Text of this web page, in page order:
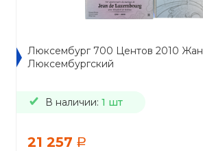
Люксембург 700 Центов 2010 Жан
Люксембургский
В наличии: 1 шт
21 257 a